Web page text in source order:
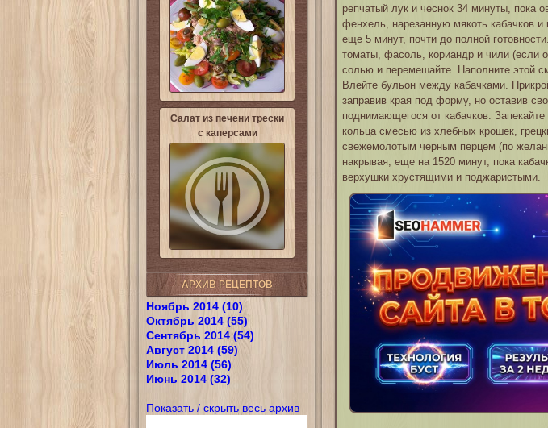
Салат из печени трески
с каперсами
АРХИВ РЕЦЕПТОВ
Ноябрь 2014 (10)
Октябрь 2014 (55)
Сентябрь 2014 (54)
Август 2014 (59)
Июль 2014 (56)
Июнь 2014 (32)
Показать / скрыть весь архив
репчатый лук и чеснок 34 минуты, пока
фенхель, нарезанную мякоть кабачков и
еще 5 минут, почти до полной
томаты, фасоль, кориандр и чили (если
солью и перемешайте. Наполните этой
Влейте бульон между кабачками.
заправив края под форму, но оставив
поднимающегося от кабачков.
кольца смесью из хлебных крошек,
свежемолотым черным перцем (по
накрывая, еще на 1520 минут, пока
верхушки хрустящими и поджаристыми.